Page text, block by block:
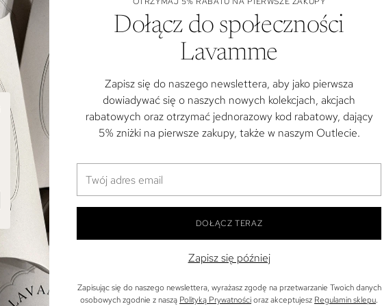
Dołącz do społeczności
Lavamme
Zapisz się do naszego newslettera, aby jako pierwsza
dowiadywać się o naszych nowych kolekcjach, akcjach
rabatowych oraz otrzymać jednorazowy kod rabatowy, dający
5% zniżki na pierwsze zakupy, także w naszym Outlecie.
adres
DOŁĄCZ TERAZ
Zapisz się później
Zapisując się do naszego newslettera, wyrażasz zgodę na przetwarzanie Twoich danych
osobowych zgodnie z naszą Polityką Prywatnościoraz akceptujesz Regulamin sklepu.